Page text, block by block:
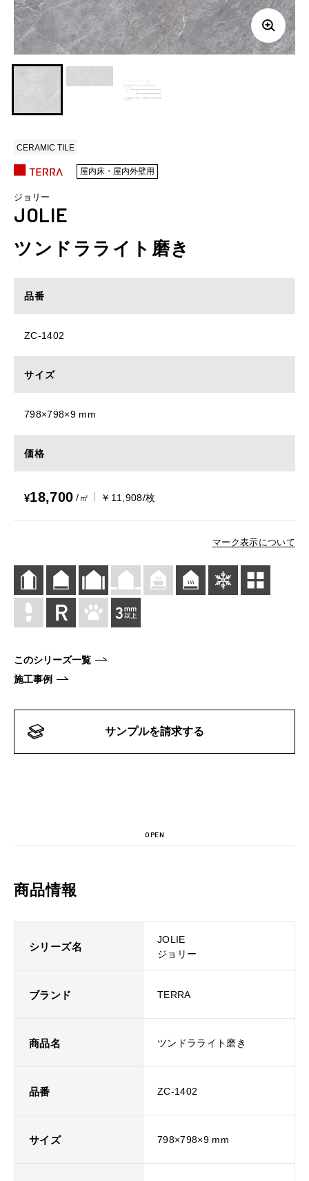
CERAMIC TILE
屋内床・屋内外壁用
ジョリー
JOLIE
ツンドラライト磨き
品番
ZC-1402
サイズ
798×798×9 mm
価格
¥18,700 /㎡ ￥11,908/枚
マーク表示について
このシリーズ一覧
施工事例
サンプルを請求する
OPEN
商品情報
シリーズ名
JOLIE
ジョリー
ブランド TERRA
商品名 ツンドラライト磨き
品番 ZC-1402
サイズ 798×798×9 mm